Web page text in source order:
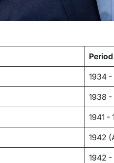
Period
1934 -
1938 -
1941 -
1942
1942 -